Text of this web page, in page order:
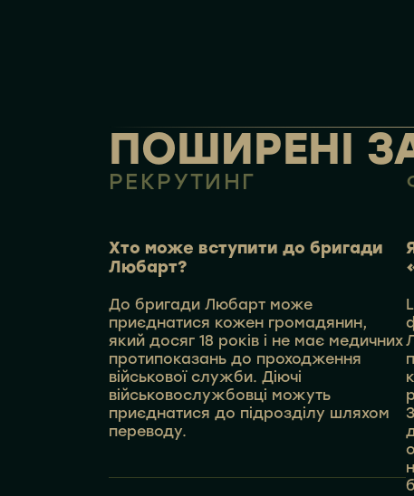
ПОШИРЕНІ
РЕКРУТИНГ
Хто може вступити до бригади
Любарт?
До бригади Любарт може
приєднатися кожен громадянин,
який досяг 18 років і не має медичних
протипоказань до проходження
військової служби. Діючі
військовослужбовці можуть
приєднатися до підрозділу шляхом
переводу.